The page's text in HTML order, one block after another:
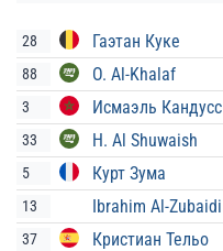
28 Гаэтан Куке
88 O. Al-Khalaf
3 Исмаэль Кандусс
33 H. Al Shuwaish
5 Курт Зума
13 Ibrahim Al-Zubaidi
37 Кристиан Тельо